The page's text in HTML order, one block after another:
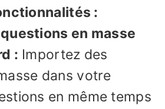
:
en masse
: Importez des
dans votre
en même temps